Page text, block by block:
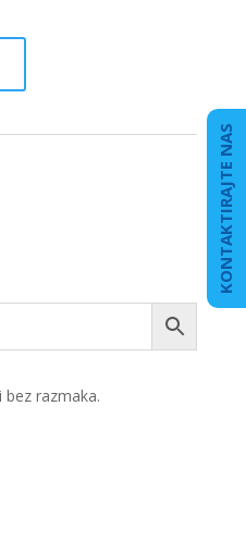
razmaka.
KONTAKTIRAJTE NAS